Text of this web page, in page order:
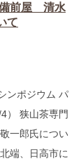
前屋 清水
て
ンポジウム パ
狭山茶専門
一郎氏につい
端、日高市に